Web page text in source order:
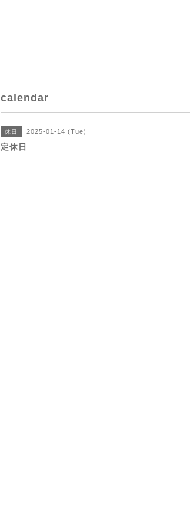
calendar
休日 2025-01-14 (Tue)
定休日